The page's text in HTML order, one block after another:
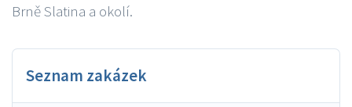
Brně Slatina a okolí.
Seznam zakázek